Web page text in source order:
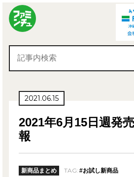
2021.06.15
2021年6月15日週発
報
新商品まとめ TAG: #お試し新商品